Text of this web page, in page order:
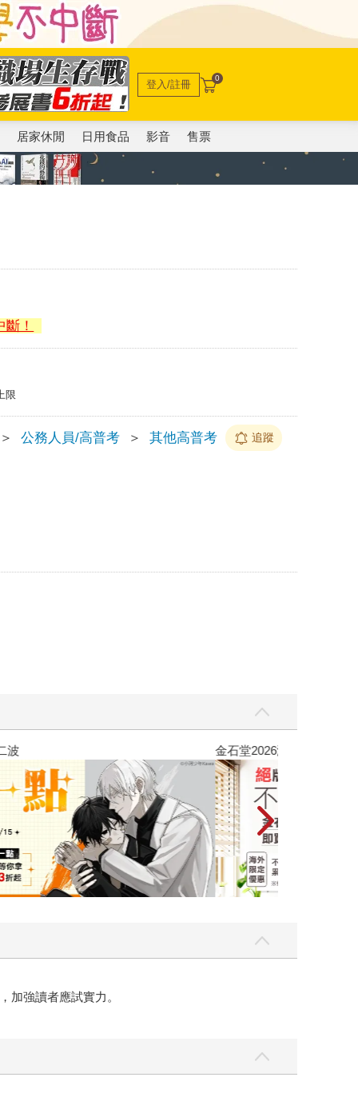
登入/註冊 0
居家休閒 日用食品 影音 售票
！
限
＞ 公務人員/高普考 ＞ 其他高普考 追蹤
點〉第二波 金石堂2026海
加強讀者應試實力。